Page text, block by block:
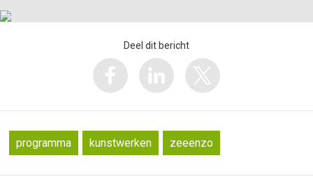
Deel dit bericht
programma kunstwerken zeeenzo